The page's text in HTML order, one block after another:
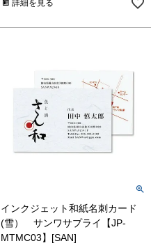
詳細を見る
インクジェット和紙名刺カード
(雪） サンワサプライ【JP-
MTMC03】[SAN]